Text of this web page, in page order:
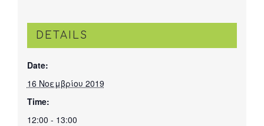
DETAILS
Date:
16 Νοεμβρίου 2019
Time:
12:00 - 13:00